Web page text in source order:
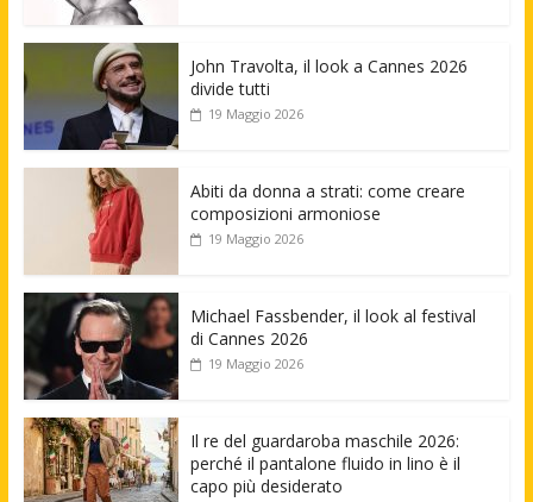
John Travolta, il look a Cannes 2026
divide tutti
19 Maggio 2026
Abiti da donna a strati: come creare
composizioni armoniose
19 Maggio 2026
Michael Fassbender, il look al festival
di Cannes 2026
19 Maggio 2026
Il re del guardaroba maschile 2026:
perché il pantalone fluido in lino è il
capo più desiderato